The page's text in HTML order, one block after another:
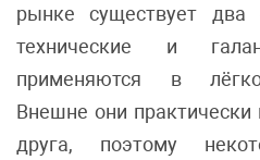
рынке существует
технические и
применяются в
Внешне они практически
друга, поэтому